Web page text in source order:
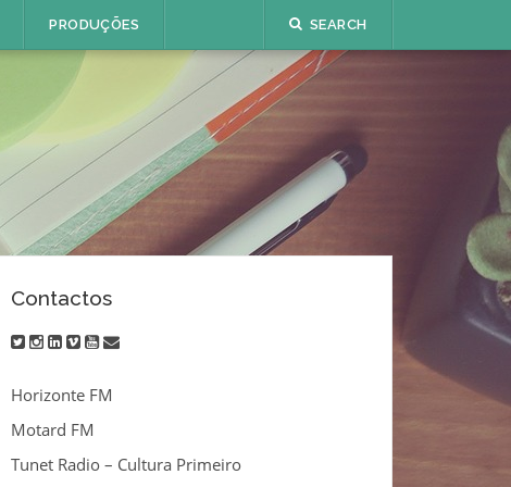
PRODUÇÕES SEARCH
Contactos
twitter
instagram
linkedin
vimeoyoutube
email
Horizonte FM
Motard FM
Tunet Radio – Cultura Primeiro